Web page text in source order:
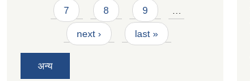
7 8 9 …
next › last »
अन्य